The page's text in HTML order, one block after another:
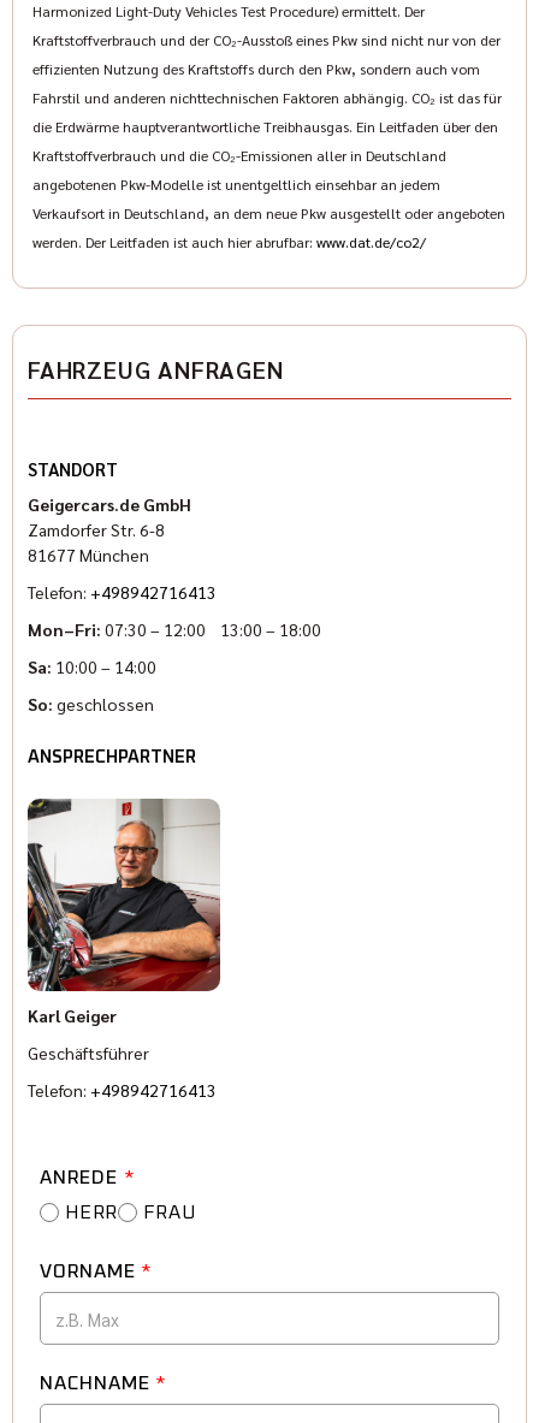
Harmonized Light-Duty Vehicles Test Procedure) ermittelt. Der
Kraftstoffverbrauch und der CO₂-Ausstoß eines Pkw sind nicht nur von der
effizienten Nutzung des Kraftstoffs durch den Pkw, sondern auch vom
Fahrstil und anderen nichttechnischen Faktoren abhängig. CO₂ ist das für
die Erdwärme hauptverantwortliche Treibhausgas. Ein Leitfaden über den
Kraftstoffverbrauch und die CO₂-Emissionen aller in Deutschland
angebotenen Pkw-Modelle ist unentgeltlich einsehbar an jedem
Verkaufsort in Deutschland, an dem neue Pkw ausgestellt oder angeboten
werden. Der Leitfaden ist auch hier abrufbar: www.dat.de/co2/
FAHRZEUG ANFRAGEN
STANDORT
Geigercars.de GmbH
Zamdorfer Str. 6-8
81677 München
Telefon: +498942716413
Mon–Fri: 07:30 – 12:00 13:00 – 18:00
Sa: 10:00 – 14:00
So: geschlossen
ANSPRECHPARTNER
Karl Geiger
Geschäftsführer
Telefon: +498942716413
ANREDE *
HERR
FRAU
VORNAME *
NACHNAME *